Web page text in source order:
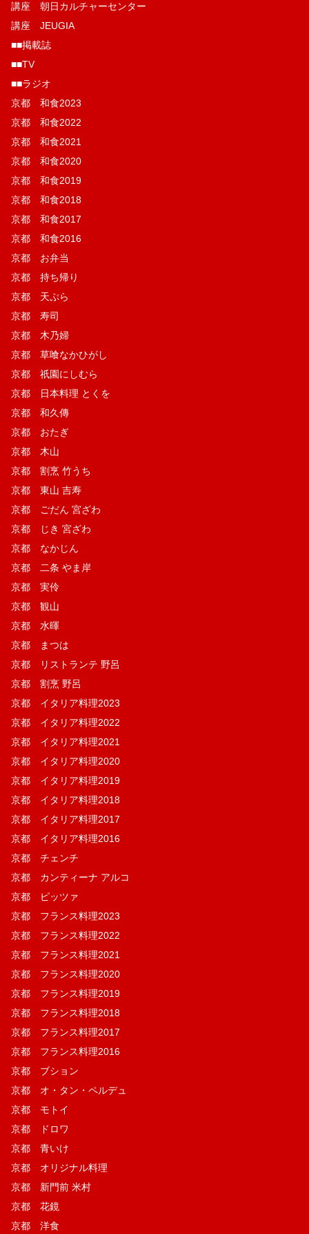
講座 朝日カルチャーセンター
講座 JEUGIA
■■掲載誌
■■TV
■■ラジオ
京都 和食2023
京都 和食2022
京都 和食2021
京都 和食2020
京都 和食2019
京都 和食2018
京都 和食2017
京都 和食2016
京都 お弁当
京都 持ち帰り
京都 天ぷら
京都 寿司
京都 木乃婦
京都 草喰なかひがし
京都 祇園にしむら
京都 日本料理 とくを
京都 和久傳
京都 おたぎ
京都 木山
京都 割烹 竹うち
京都 東山 吉寿
京都 ごだん 宮ざわ
京都 じき 宮ざわ
京都 なかじん
京都 二条 やま岸
京都 実伶
京都 観山
京都 水暉
京都 まつは
京都 リストランテ 野呂
京都 割烹 野呂
京都 イタリア料理2023
京都 イタリア料理2022
京都 イタリア料理2021
京都 イタリア料理2020
京都 イタリア料理2019
京都 イタリア料理2018
京都 イタリア料理2017
京都 イタリア料理2016
京都 チェンチ
京都 カンティーナ アルコ
京都 ピッツァ
京都 フランス料理2023
京都 フランス料理2022
京都 フランス料理2021
京都 フランス料理2020
京都 フランス料理2019
京都 フランス料理2018
京都 フランス料理2017
京都 フランス料理2016
京都 ブション
京都 オ・タン・ペルデュ
京都 モトイ
京都 ドロワ
京都 青いけ
京都 オリジナル料理
京都 新門前 米村
京都 花鏡
京都 洋食